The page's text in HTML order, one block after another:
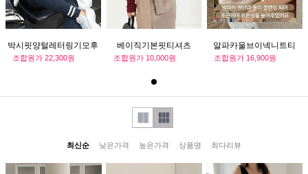
알파카울브이넥니트티
조합원가 16,900원
박시핏양털레터링기모후
드티
조합원가22,300원
베이직기본핏티셔츠
조합원가10,000원
최신순 낮은가격 높은가격 상품명 최다리뷰